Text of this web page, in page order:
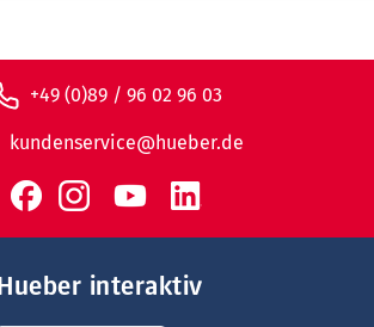
+49 (0)89 / 96 02 96 03
kundenservice@hueber.de
Hueber interaktiv